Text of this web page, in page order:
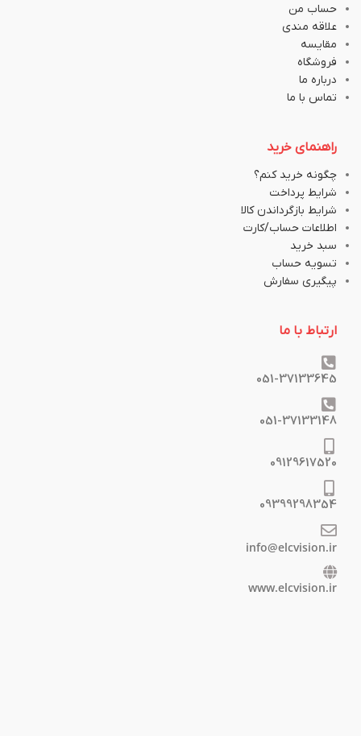
حساب من
علاقه مندی
مقایسه
فروشگاه
درباره ما
تماس با ما
راهنمای خرید
چگونه خرید کنم؟
شرایط پرداخت
شرایط بازگرداندن کالا
اطلاعات حساب/کارت
سبد خرید
تسویه حساب
پیگیری سفارش
ارتباط با ما
051-37133645
051-37133148
09129617520
09399298354
info@elcvision.ir
www.elcvision.ir